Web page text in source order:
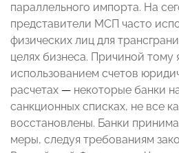
параллельного импорта. На
представители МСП часто
физических лиц для
целях бизнеса. Причиной тому
использованием счетов
расчетах — некоторые банки
санкционных списках, не все
восстановлены. Банки
меры, следуя требованиям